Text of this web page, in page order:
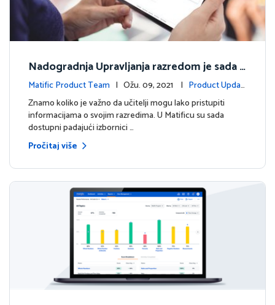
Nadogradnja Upravljanja razredom je sada d
ostupna!
Matific Product Team | Ožu. 09, 2021 | Product Updat
es
Znamo koliko je važno da učitelji mogu lako pristupiti
informacijama o svojim razredima. U Matificu su sada
dostupni padajući izbornici …
Pročitaj više